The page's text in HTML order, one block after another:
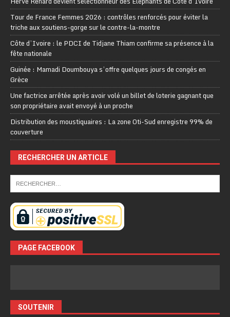
Tour de France Femmes 2026 : contrôles renforcés pour éviter la
triche aux soutiens-gorge sur le contre-la-montre
Côte d’Ivoire : le PDCI de Tidjane Thiam confirme sa présence à la
fête nationale
Guinée : Mamadi Doumbouya s’offre quelques jours de congés en
Grèce
Une factrice arrêtée après avoir volé un billet de loterie gagnant que
son propriétaire avait envoyé à un proche
Distribution des moustiquaires : La zone Oti-Sud enregistre 99% de
couverture
RECHERCHER UN ARTICLE
PAGE FACEBOOK
SOUTENIR